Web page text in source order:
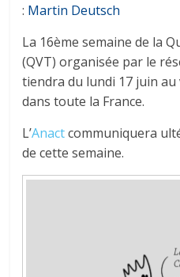
: Martin Deutsch
La 16ème semaine de la
(QVT) organisée par le
tiendra du lundi 17 juin au
dans toute la France.
L’Anactcommuniquera
de cette semaine.